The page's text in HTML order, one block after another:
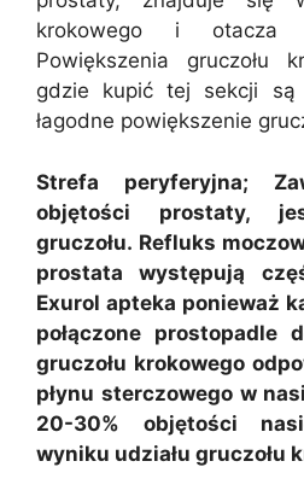
krokowego i otacza
Powiększenia gruczołu
gdzie kupić tej sekcji są
łagodne powiększenie
Strefa peryferyjna;
objętości prostaty,
gruczołu. Refluks
prostata występują
Exurol apteka ponieważ
połączone prostopadle
gruczołu krokowego
płynu sterczowego w
20-30% objętości
wyniku udziału gruczołu